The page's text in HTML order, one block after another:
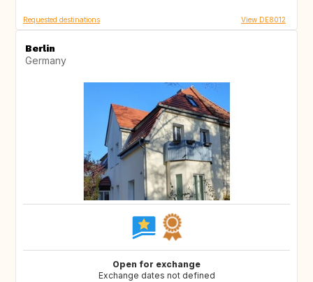
Requested destinations View DE8012
Berlin
Germany
Open for exchange
Exchange dates not defined